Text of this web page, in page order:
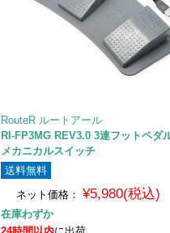
RouteR ルートアール
RI-FP3MG REV3.0 3連フットペダ
メカニカルスイッチ
送料無料
ネット価格： ¥5,980(税込)
在庫わずか